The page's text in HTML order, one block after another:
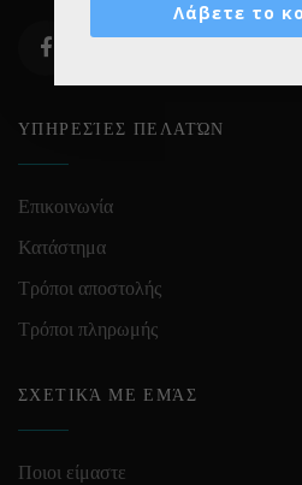
ΥΠΗΡΕΣΊΕΣ ΠΕΛΑΤΏΝ
Επικοινωνία
Κατάστημα
Τρόποι αποστολής
Τρόποι πληρωμής
ΣΧΕΤΙΚΆ ΜΕ ΕΜΆΣ
Ποιοι είμαστε
Λάβετε το